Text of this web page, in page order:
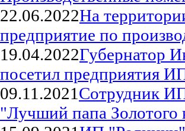
22.06.2022На
предприятие по
19.04.2022Губернатор
посетил предприятия
09.11.2021 Сотрудник
"Лучший папа Золотого